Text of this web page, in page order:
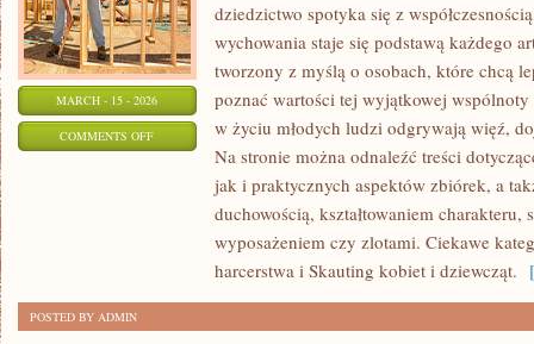
MARCH - 15 - 2026
COMMENTS OFFON
HARCERSKA
WOLONTARIAT
dziedzictwo spotyka się z
wychowania staje się podstawą każdego
tworzony z myślą o osobach, które chcą
poznać wartości tej wyjątkowej
w życiu młodych ludzi odgrywają więź,
Na stronie można odnaleźć treści
jak i praktycznych aspektów zbiórek, a
duchowością, kształtowaniem
wyposażeniem czy zlotami. Ciekawe
harcerstwa i Skauting kobiet i dziewcząt.
POSTED BY ADMIN